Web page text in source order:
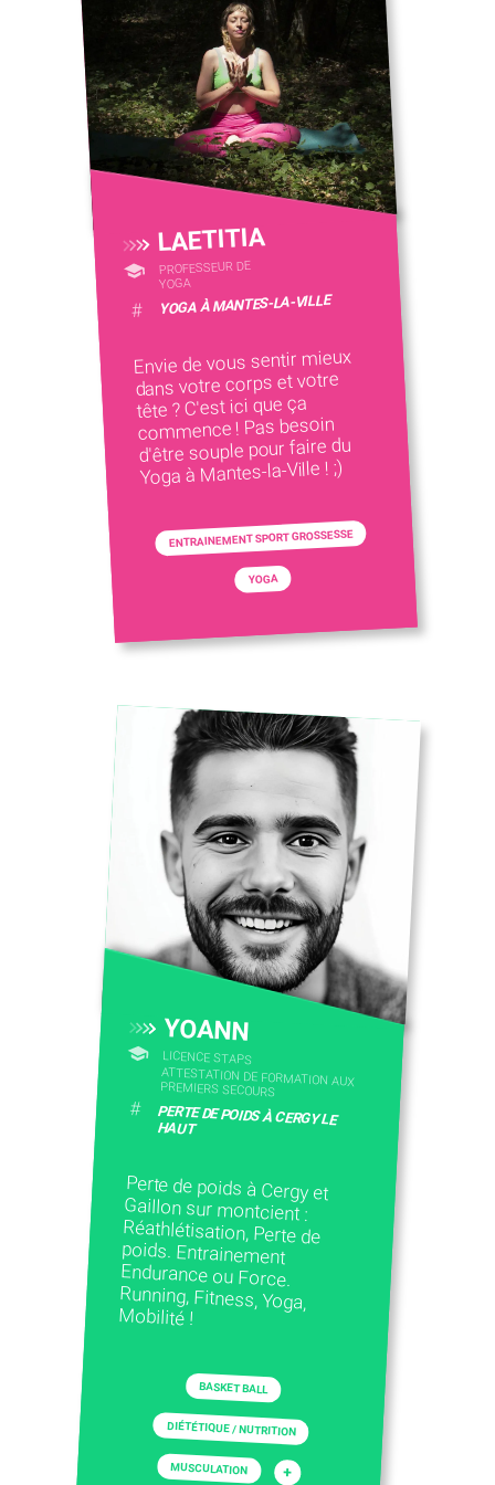
LAETITIA
PROFESSEUR DE
YOGA
# YOGA À MANTES-LA-VILLE
Envie de vous sentir mieux
dans votre corps et votre
tête ? C'est ici que ça
commence ! Pas besoin
d'être souple pour faire du
Yoga à Mantes-la-Ville ! ;)
ENTRAINEMENT SPORT GROSSESSE
YOGA
YOANN
LICENCE STAPS
ATTESTATION DE FORMATION AUX
PREMIERS SECOURS
# PERTE DE POIDS À CERGY LE
HAUT
Perte de poids à Cergy et
Gaillon sur montcient :
Réathlétisation, Perte de
poids. Entrainement
Endurance ou Force.
Running, Fitness, Yoga,
Mobilité !
BASKET BALL
DIÉTÉTIQUE / NUTRITION
MUSCULATION +